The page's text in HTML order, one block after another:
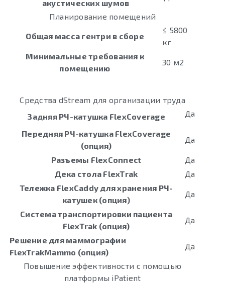
акустических шумов
Планирование помещений
Общая масса гентри в сборе
≤ 5800
кг
Минимальные требования к
помещению
30 м2
Средства dStream для организации труда
Задняя РЧ-катушка FlexCoverage
Да
Передняя РЧ-катушка FlexCoverage
(опция)
Да
Разъемы FlexConnect
Да
Дека стола FlexTrak
Да
Тележка FlexCaddy для хранения РЧ-
катушек (опция)
Да
Система транспортировки пациента
FlexTrak (опция)
Да
Решение для маммографии
FlexTrakMammo (опция)
Да
Повышение эффективности с помощью
платформы iPatient